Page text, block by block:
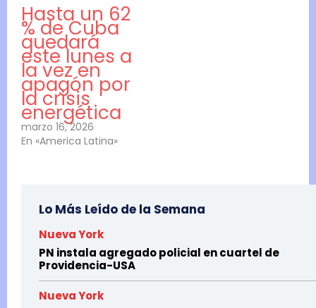
Hasta un 62
% de Cuba
quedará
este lunes a
la vez en
apagón por
la crisis
energética
marzo 16, 2026
En «America Latina»
Lo Más Leído de la Semana
Nueva York
PN instala agregado policial en cuartel de
Providencia-USA
Nueva York